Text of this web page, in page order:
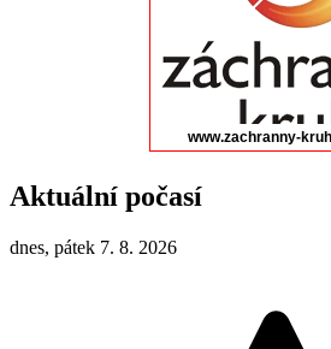
Aktuální počasí
dnes, pátek 7. 8. 2026